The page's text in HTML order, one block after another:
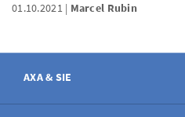
01.10.2021 Marcel Rubin
AXA & SIE